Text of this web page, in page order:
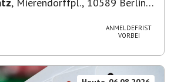
ANMELDEFRIST
VORBEI